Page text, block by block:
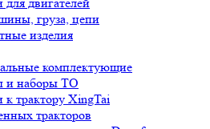
груза, цепи
изделия
комплектующие
и наборы ТО
к трактору XingTai
тракторов